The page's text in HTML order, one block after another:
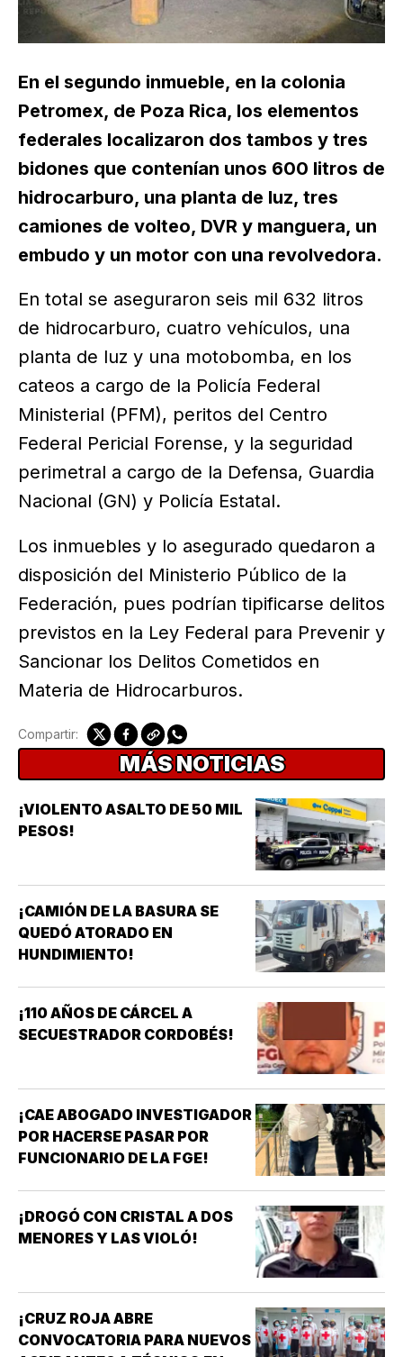
En el segundo inmueble, en la colonia
Petromex, de Poza Rica, los elementos
federales localizaron dos tambos y tres
bidones que contenían unos 600 litros de
hidrocarburo, una planta de luz, tres
camiones de volteo, DVR y manguera, un
embudo y un motor con una revolvedora.
En total se aseguraron seis mil 632 litros
de hidrocarburo, cuatro vehículos, una
planta de luz y una motobomba, en los
cateos a cargo de la Policía Federal
Ministerial (PFM), peritos del Centro
Federal Pericial Forense, y la seguridad
perimetral a cargo de la Defensa, Guardia
Nacional (GN) y Policía Estatal.
Los inmuebles y lo asegurado quedaron a
disposición del Ministerio Público de la
Federación, pues podrían tipificarse delitos
previstos en la Ley Federal para Prevenir y
Sancionar los Delitos Cometidos en
Materia de Hidrocarburos.
Compartir:
MÁS NOTICIAS
¡VIOLENTO ASALTO DE 50 MIL
PESOS!
¡CAMIÓN DE LA BASURA SE
QUEDÓ ATORADO EN
HUNDIMIENTO!
¡110 AÑOS DE CÁRCEL A
SECUESTRADOR CORDOBÉS!
¡CAE ABOGADO INVESTIGADOR
POR HACERSE PASAR POR
FUNCIONARIO DE LA FGE!
¡DROGÓ CON CRISTAL A DOS
MENORES Y LAS VIOLÓ!
¡CRUZ ROJA ABRE
CONVOCATORIA PARA NUEVOS